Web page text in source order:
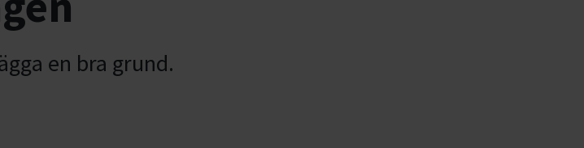
en bra grund.